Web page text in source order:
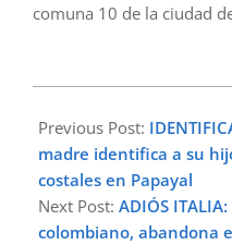
comuna 10 de la ciudad
02-
06
Previous Post:
madre identifica a su
costales en Papayal
Next Post: ADIÓS
colombiano, abandona